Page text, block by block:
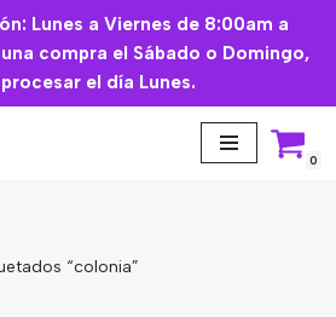
Lunes a Viernes de 8:00am a
compra el Sábado o Domingo,
el día Lunes.
0
“colonia”